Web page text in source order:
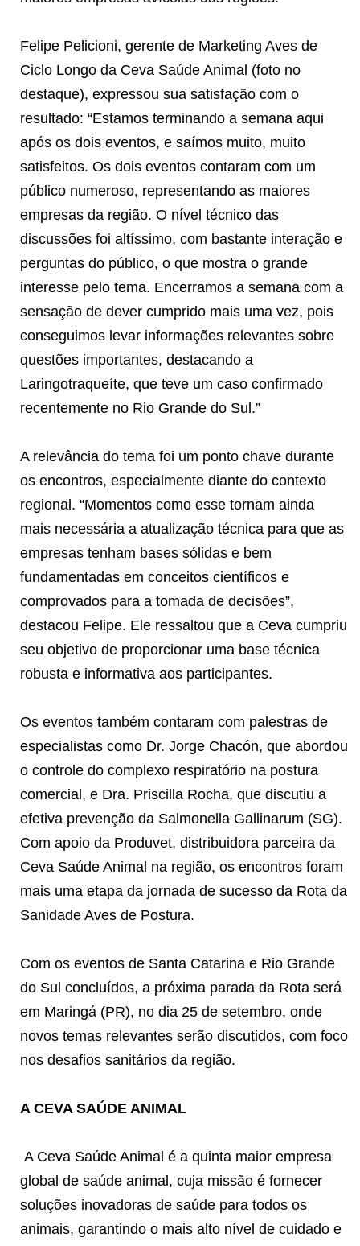
Felipe Pelicioni, gerente de Marketing Aves de
Ciclo Longo da Ceva Saúde Animal (foto no
destaque), expressou sua satisfação com o
resultado: “Estamos terminando a semana aqui
após os dois eventos, e saímos muito, muito
satisfeitos. Os dois eventos contaram com um
público numeroso, representando as maiores
empresas da região. O nível técnico das
discussões foi altíssimo, com bastante interação e
perguntas do público, o que mostra o grande
interesse pelo tema. Encerramos a semana com a
sensação de dever cumprido mais uma vez, pois
conseguimos levar informações relevantes sobre
questões importantes, destacando a
Laringotraqueíte, que teve um caso confirmado
recentemente no Rio Grande do Sul.”
A relevância do tema foi um ponto chave durante
os encontros, especialmente diante do contexto
regional. “Momentos como esse tornam ainda
mais necessária a atualização técnica para que as
empresas tenham bases sólidas e bem
fundamentadas em conceitos científicos e
comprovados para a tomada de decisões”,
destacou Felipe. Ele ressaltou que a Ceva cumpriu
seu objetivo de proporcionar uma base técnica
robusta e informativa aos participantes.
Os eventos também contaram com palestras de
especialistas como Dr. Jorge Chacón, que abordou
o controle do complexo respiratório na postura
comercial, e Dra. Priscilla Rocha, que discutiu a
efetiva prevenção da Salmonella Gallinarum (SG).
Com apoio da Produvet, distribuidora parceira da
Ceva Saúde Animal na região, os encontros foram
mais uma etapa da jornada de sucesso da Rota da
Sanidade Aves de Postura.
Com os eventos de Santa Catarina e Rio Grande
do Sul concluídos, a próxima parada da Rota será
em Maringá (PR), no dia 25 de setembro, onde
novos temas relevantes serão discutidos, com foco
nos desafios sanitários da região.
A CEVA SAÚDE ANIMAL
A Ceva Saúde Animal é a quinta maior empresa
global de saúde animal, cuja missão é fornecer
soluções inovadoras de saúde para todos os
animais, garantindo o mais alto nível de cuidado e